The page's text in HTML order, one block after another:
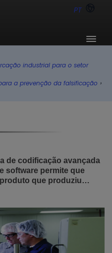
PT
industrial para o setor
a prevenção da falsificação ›
de codificação avançada
software permite que
que produziu…